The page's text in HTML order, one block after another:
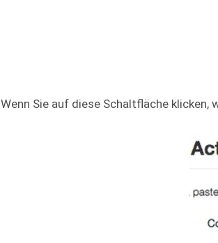
Wenn Sie auf diese Schaltfläche